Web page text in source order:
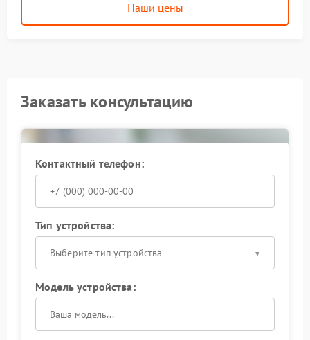
Наши цены
Заказать консультацию
Контактный телефон:
Тип устройства:
Выберите тип устройства
Модель устройства: